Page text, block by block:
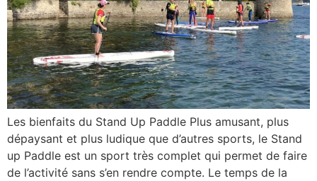
Les bienfaits du Stand Up Paddle Plus amusant, plus
dépaysant et plus ludique que d’autres sports, le Stand
up Paddle est un sport très complet qui permet de faire
de l’activité sans s’en rendre compte. Le temps de la